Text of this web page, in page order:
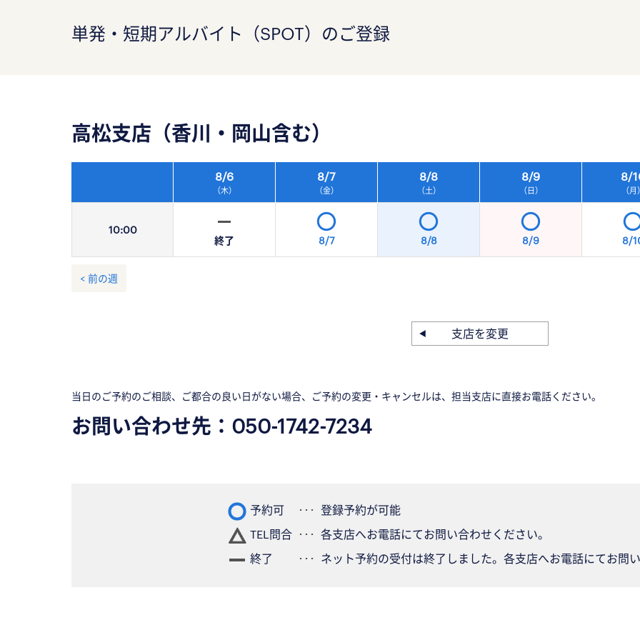
単発・短期アルバイト（SPOT）のご登録
高松支店（香川・岡山含む）
10:00
8/6
（木）
8/7
（金）
8/8
（土）
8/9
（日）
8/
（月）
終了 8/7 8/8 8/9 8/
< 前の週
支店を変更
当日のご予約のご相談、ご都合の良い日がない場合、ご予約の変更・キャンセルは、担当支店に直接お電話ください。
お問い合わせ先： 050-1742-7234
予約可
登録予約が可能
TEL問合
各支店へお電話にてお問い合わせください。
終了
ネット予約の受付は終了しました。各支店へお電話にてお問い